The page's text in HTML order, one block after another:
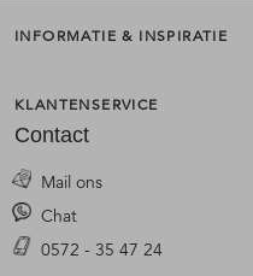
INFORMATIE & INSPIRATIE
KLANTENSERVICE
Contact
Mail ons
Chat
0572 - 35 47 24